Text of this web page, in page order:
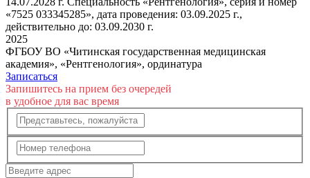
«7525 033345285», дата проведения: 03.09.2025 г.,
действительно до: 03.09.2030 г.
2025
ФГБОУ ВО «Читинская государственная медицинская
академия», «Рентгенология», ординатура
Записаться
Запишитесь на прием без очередей
в удобное для вас время